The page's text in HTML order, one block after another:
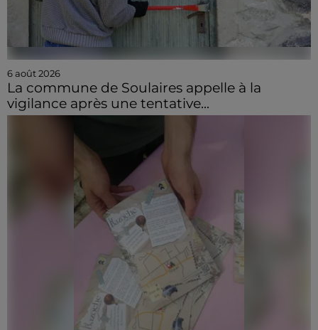
6 août 2026
La commune de Soulaires appelle à la
vigilance après une tentative...